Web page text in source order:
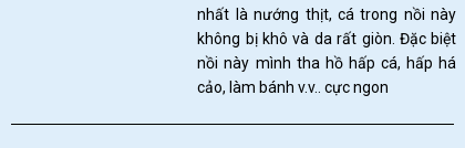
nhất là nướng thịt, cá trong nồi này
không bị khô và da rất giòn. Đặc biệt
nồi này mình tha hồ hấp cá, hấp há
cảo, làm bánh v.v.. cực ngon